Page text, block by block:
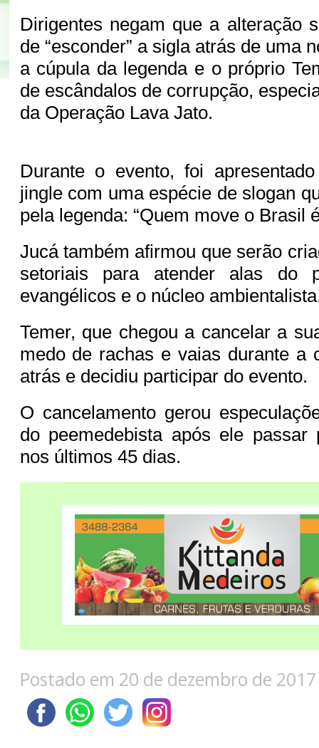
Dirigentes negam que a alteração
de “esconder” a sigla atrás de uma
a cúpula da legenda e o próprio
de escândalos de corrupção,
da Operação Lava Jato.
Durante o evento, foi
jingle com uma espécie de slogan
pela legenda: “Quem move o Brasil
Jucá também afirmou que serão
setoriais para atender alas do
evangélicos e o núcleo
Temer, que chegou a cancelar a
medo de rachas e vaias durante a
atrás e decidiu participar do evento.
O cancelamento gerou
do peemedebista após ele passar
nos últimos 45 dias.
Postado em 20 de dezembro de 2017